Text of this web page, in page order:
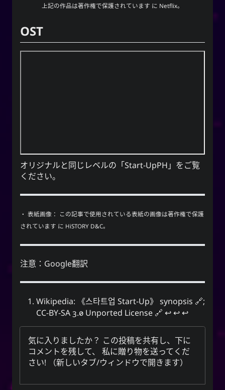
上記の作品は著作権で保護されています に Netflix。
OST
オリジナルと同じレベルの「Start-UpPH」 をご覧
ください。
・ 表紙画像： この記事で使用されている表紙の画像は著作権で保護
されています に HiSTORY D&C。
注意：Google翻訳
Wikipedia: 《스타트업 Start-Up》 synopsis
;
CC-BY-SA 3.0 Unported License
↩︎ ↩︎ ↩︎
気に入りましたか？ この投稿を共有し、下に
コメントを残して、 私に贈り物を送ってくだ
さい! （新しいタブ/ウィンドウで開きます）